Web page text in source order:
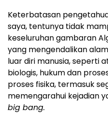
Keterbatasan
saya, tentunya tidak
keseluruhan gambaran
yang mengendalikan
luar diri manusia, seperti
biologis, hukum dan
proses fisika, termasuk
memengarahui kejadian
big bang.